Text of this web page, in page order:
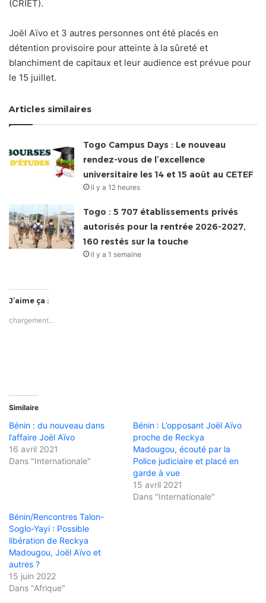
(CRIET).
Joël Aïvo et 3 autres personnes ont été placés en
détention provisoire pour atteinte à la sûreté et
blanchiment de capitaux et leur audience est prévue pour
le 15 juillet.
Articles similaires
Togo Campus Days : Le nouveau
rendez-vous de l’excellence
universitaire les 14 et 15 août au CETEF
il y a 12 heures
Togo : 5 707 établissements privés
autorisés pour la rentrée 2026-2027,
160 restés sur la touche
il y a 1 semaine
J’aime ça :
chargement…
Similaire
Bénin : du nouveau dans
l’affaire Joël Aïvo
16 avril 2021
Dans "Internationale"
Bénin : L’opposant Joël Aïvo
proche de Reckya
Madougou, écouté par la
Police judiciaire et placé en
garde à vue
15 avril 2021
Dans "Internationale"
Bénin/Rencontres Talon-
Soglo-Yayi : Possible
libération de Reckya
Madougou, Joël Aïvo et
autres ?
15 juin 2022
Dans "Afrique"